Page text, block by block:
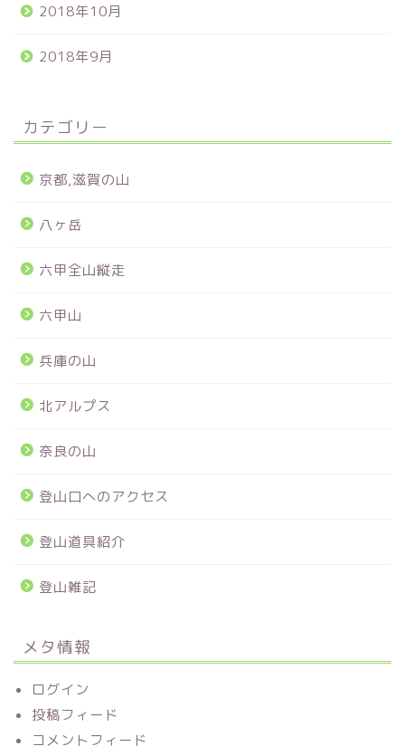
2018年10月
2018年9月
カテゴリー
京都,滋賀の山
八ヶ岳
六甲全山縦走
六甲山
兵庫の山
北アルプス
奈良の山
登山口へのアクセス
登山道具紹介
登山雑記
メタ情報
ログイン
投稿フィード
コメントフィード